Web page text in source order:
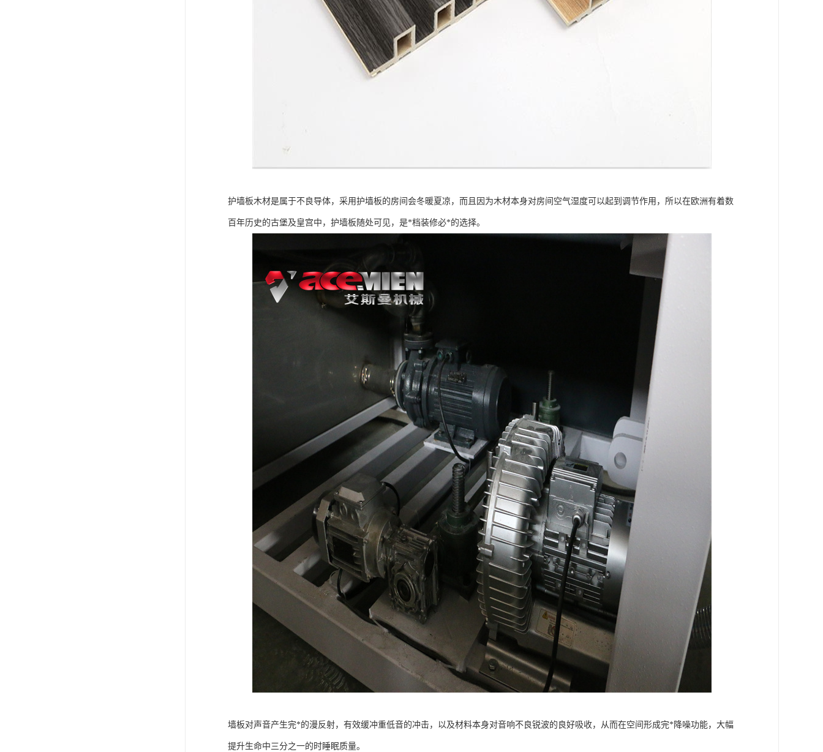
护墙板木材是属于不良导体，采用护墙板的房间会冬暖夏凉，而且因为木材本身对房间空气湿度可以起到调节作用，所以在欧洲有着数
百年历史的古堡及皇宫中，护墙板随处可见，是*档装修必*的选择。
墙板对声音产生完*的漫反射，有效缓冲重低音的冲击，以及材料本身对音响不良锐波的良好吸收，从而在空间形成完*降噪功能，大幅
提升生命中三分之一的时睡眠质量。